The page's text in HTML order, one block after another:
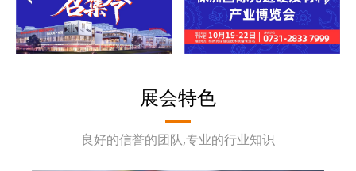
展会特色
良好的信誉的团队,专业的行业知识